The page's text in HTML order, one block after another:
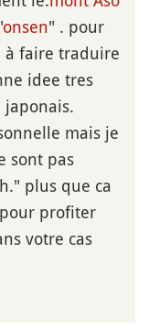
onsen" . pour
à faire traduire
idee tres
mais je
sont pas
plus que ca
profiter
votre cas